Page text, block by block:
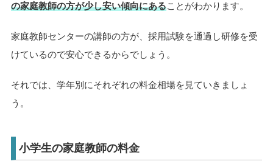
の家庭教師の方が少し安い傾向にあることがわかります。
家庭教師センターの講師の方が、採用試験を通過し研修を受
けているので安心できるからでしょう。
それでは、学年別にそれぞれの料金相場を見ていきましょ
う。
小学生の家庭教師の料金